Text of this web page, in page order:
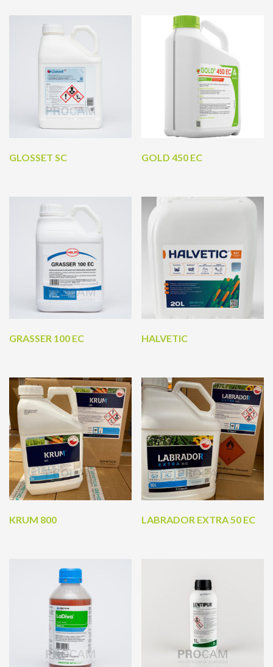
GLOSSET SC GOLD 450 EC
GRASSER 100 EC HALVETIC
KRUM 800 LABRADOR EXTRA 50 EC